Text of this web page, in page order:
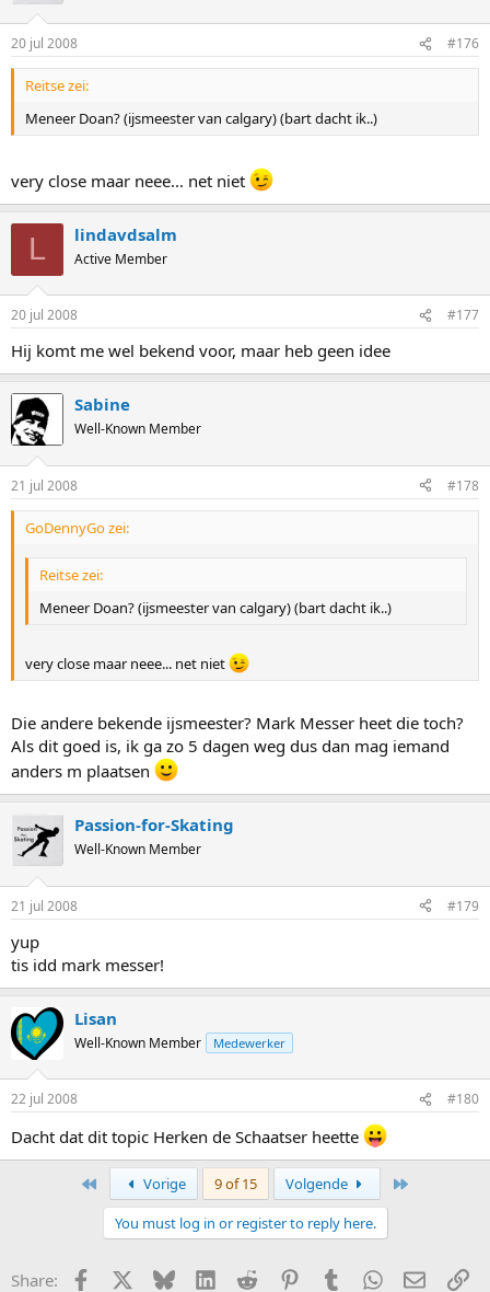
20 jul 2008 #176
Reitse zei:
Meneer Doan? (ijsmeester van calgary) (bart dacht ik..)
very close maar neee... net niet
L lindavdsalm
Active Member
20 jul 2008 #177
Hij komt me wel bekend voor, maar heb geen idee
Sabine
Well-Known Member
21 jul 2008 #178
GoDennyGo zei:
Reitse zei:
Meneer Doan? (ijsmeester van calgary) (bart dacht ik..)
very close maar neee... net niet
Die andere bekende ijsmeester? Mark Messer heet die toch?
Als dit goed is, ik ga zo 5 dagen weg dus dan mag iemand
anders m plaatsen
Passion-for-Skating
Well-Known Member
21 jul 2008 #179
yup
tis idd mark messer!
Lisan
Well-Known Member Medewerker
22 jul 2008 #180
Dacht dat dit topic Herken de Schaatser heette
Vorige 9 of 15 Volgende
You must log in or register to reply here.
Share: Facebook Bluesky LinkedInReddit PinterestTumblrWhatsApp
E-mail